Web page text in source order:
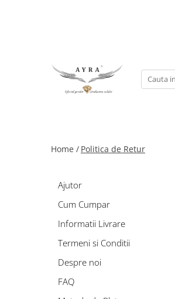
Individuale - 20 linii
Individuale - 6 linii
Home / Politica de Retur
Ajutor
Cum Cumpar
Informatii Livrare
Termeni si Conditii
Despre noi
FAQ